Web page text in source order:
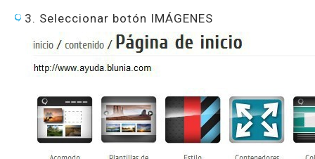
3. Seleccionar botón IMÁGENES